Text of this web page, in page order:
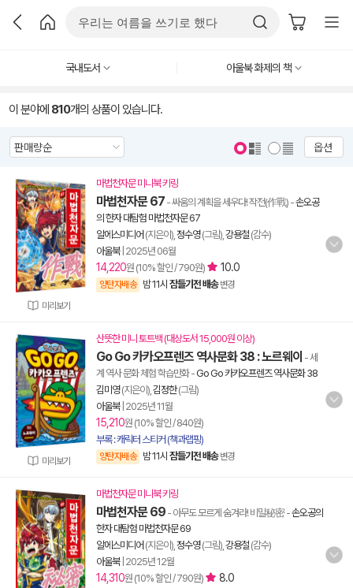
국내도서 아울북 화제의 책
이 분야에 810개의 상품이 있습니다.
옵션
미리보기
마법천자문 미니북 키링
마법천자문 67 - 싸움의 계획을 세우다! 작전(作戰) -손오공
의 한자 대탐험 마법천자문 67
알에스미디어 (지은이), 정수영(그림), 강용철 (감수)
아울북| 2025년 06월
14,220원 (10% 할인 / 790원) 10.0
양탄자배송 밤 11시 잠들기전 배송 변경
미리보기
산뜻한 미니 토트백 (대상도서 15,000원 이상)
Go Go 카카오프렌즈 역사문화 38 : 노르웨이 - 세
계 역사 문화 체험 학습만화-Go Go 카카오프렌즈 역사문화 38
김미영(지은이), 김정한(그림)
아울북| 2025년 11월
15,210원 (10% 할인 / 840원)
부록 : 캐릭터 스티커 (책과랩핑)
양탄자배송 밤 11시 잠들기전 배송 변경
마법천자문 미니북 키링
마법천자문 69 - 아무도 모르게 숨겨라! 비밀秘密-손오공의
한자 대탐험 마법천자문 69
알에스미디어 (지은이), 정수영(그림), 강용철 (감수)
아울북| 2025년 12월
14,310원 (10% 할인 / 790원) 8.0